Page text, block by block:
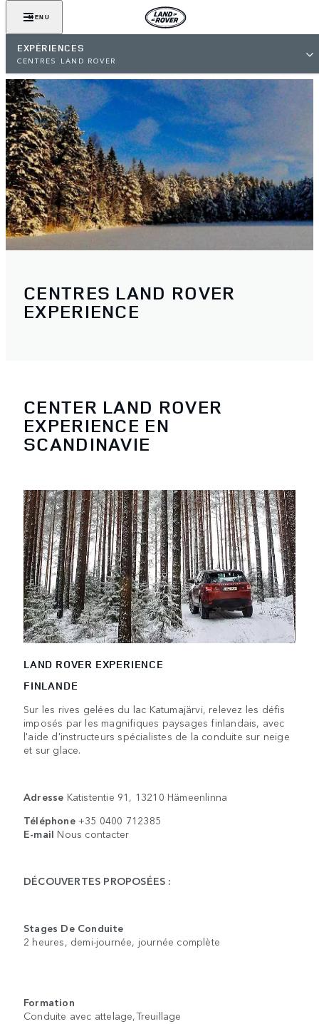
MENU
EXPÉRIENCES
CENTRES LAND ROVER
CENTRES LAND ROVER
EXPERIENCE
CENTER LAND ROVER
EXPERIENCE EN
SCANDINAVIE
LAND ROVER EXPERIENCE
FINLANDE
Sur les rives gelées du lac Katumajärvi, relevez les défis
imposés par les magnifiques paysages finlandais, avec
l'aide d'instructeurs spécialistes de la conduite sur neige
et sur glace.
Adresse Katistentie 91, 13210 Hämeenlinna
Téléphone +35 0400 712385
E-mail Nous contacter
DÉCOUVERTES PROPOSÉES :
Stages De Conduite
2 heures, demi-journée, journée complète
Formation
Conduite avec attelage,Treuillage